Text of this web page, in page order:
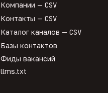
Компании — CSV
Контакты — CSV
Каталог каналов — CSV
Базы контактов
Фиды вакансий
llms.txt